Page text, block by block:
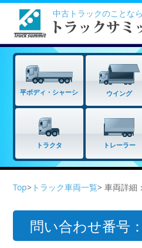
中古トラックのことなら
平ボディ・シャーシ ウイング
トラクタ トレーラー
Top> トラック車両一覧> 車両詳細
問い合わせ番号